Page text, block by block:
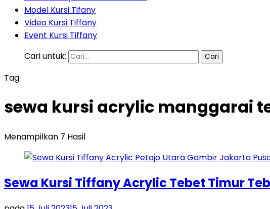
Model Kursi Tifany
Video Kursi Tiffany
Event Kursi Tiffany
Cari untuk:
Tag
sewa kursi acrylic manggarai
Menampilkan 7 Hasil
Sewa Kursi Tiffany Acrylic Tebet Timur